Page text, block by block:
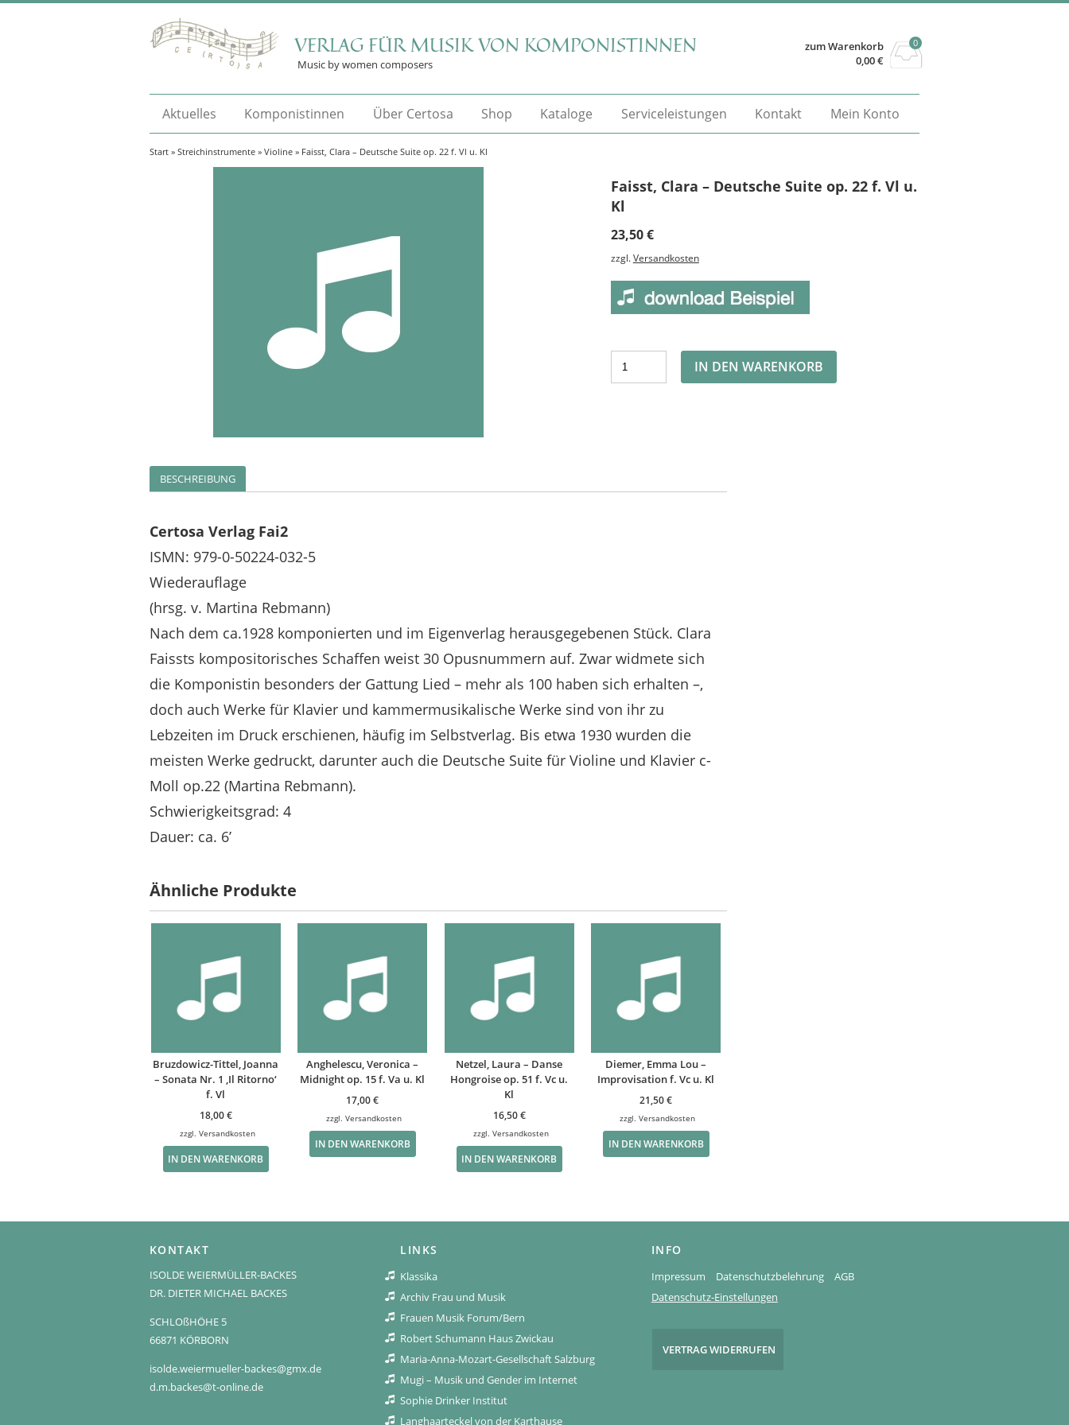
VERLAG FÜR MUSIK VON KOMPONISTINNEN
Music by women composers
zum Warenkorb
0,00€
0
Aktuelles Komponistinnen Über Certosa Shop Kataloge Serviceleistungen Kontakt Mein Konto
Start » Streichinstrumente » Violine » Faisst, Clara – Deutsche Suite op. 22 f. Vl u. Kl
Faisst, Clara – Deutsche Suite op. 22 f. Vl u.
Kl
23,50€
zzgl. Versandkosten
IN DEN WARENKORB
Alternative:
BESCHREIBUNG
Certosa Verlag Fai2
ISMN: 979-0-50224-032-5
Wiederauflage
(hrsg. v. Martina Rebmann)
Nach dem ca.1928 komponierten und im Eigenverlag herausgegebenen Stück. Clara
Faissts kompositorisches Schaffen weist 30 Opusnummern auf. Zwar widmete sich
die Komponistin besonders der Gattung Lied – mehr als 100 haben sich erhalten –,
doch auch Werke für Klavier und kammermusikalische Werke sind von ihr zu
Lebzeiten im Druck erschienen, häufig im Selbstverlag. Bis etwa 1930 wurden die
meisten Werke gedruckt, darunter auch die Deutsche Suite für Violine und Klavier c-
Moll op.22 (Martina Rebmann).
Schwierigkeitsgrad: 4
Dauer: ca. 6’
Ähnliche Produkte
Bruzdowicz-Tittel, Joanna
– Sonata Nr. 1 ‚Il Ritorno‘
f. Vl
18,00€
zzgl. Versandkosten
IN DEN WARENKORB
Anghelescu, Veronica –
Midnight op. 15 f. Va u. Kl
17,00€
zzgl.Versandkosten
IN DEN WARENKORB
Netzel, Laura – Danse
Hongroise op. 51 f. Vc u.
Kl
16,50€
zzgl. Versandkosten
IN DEN WARENKORB
Diemer, Emma Lou –
Improvisation f. Vc u. Kl
21,50€
zzgl.Versandkosten
IN DEN WARENKORB
KONTAKT
ISOLDE WEIERMÜLLER-BACKES
DR. DIETER MICHAEL BACKES
SCHLOßHÖHE 5
66871 KÖRBORN
isolde.weiermueller-backes@gmx.de
d.m.backes@t-online.de
LINKS
Klassika
Archiv Frau und Musik
Frauen Musik Forum/Bern
Robert Schumann Haus Zwickau
Maria-Anna-Mozart-Gesellschaft Salzburg
Mugi – Musik und Gender im Internet
Sophie Drinker Institut
Langhaarteckel von der Karthause
INFO
Impressum Datenschutzbelehrung
AGB
Datenschutz-Einstellungen
VERTRAG WIDERRUFEN